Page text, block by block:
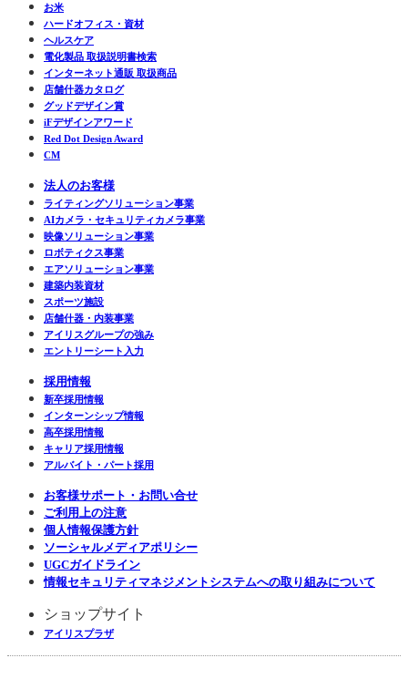
お米
ハードオフィス・資材
ヘルスケア
電化製品 取扱説明書検索
インターネット通販 取扱商品
店舗什器カタログ
グッドデザイン賞
iFデザインアワード
Red Dot Design Award
CM
法人のお客様
ライティングソリューション事業
AIカメラ・セキュリティカメラ事業
映像ソリューション事業
ロボティクス事業
エアソリューション事業
建築内装資材
スポーツ施設
店舗什器・内装事業
アイリスグループの強み
エントリーシート入力
採用情報
新卒採用情報
インターンシップ情報
高卒採用情報
キャリア採用情報
アルバイト・パート採用
お客様サポート・お問い合せ
ご利用上の注意
個人情報保護方針
ソーシャルメディアポリシー
UGCガイドライン
情報セキュリティマネジメントシステムへの取り組みについて
ショップサイト
アイリスプラザ